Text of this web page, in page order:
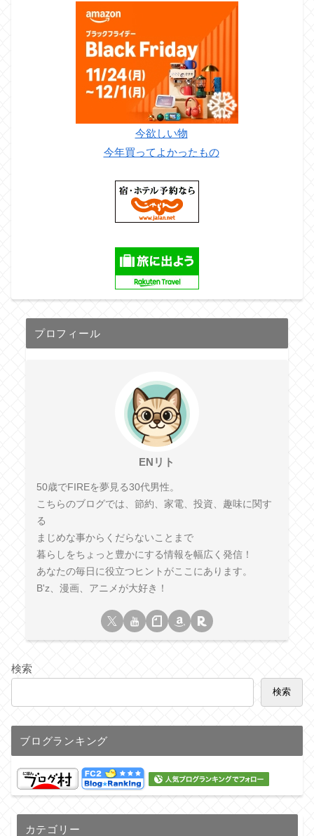
今欲しい物
今年買ってよかったもの
プロフィール
ENリト
50歳でFIREを夢見る30代男性。
こちらのブログでは、節約、家電、投資、趣味に関す
る
まじめな事からくだらないことまで
暮らしをちょっと豊かにする情報を幅広く発信！
あなたの毎日に役立つヒントがここにあります。
B'z、漫画、アニメが大好き！
検索
検索
ブログランキング
カテゴリー